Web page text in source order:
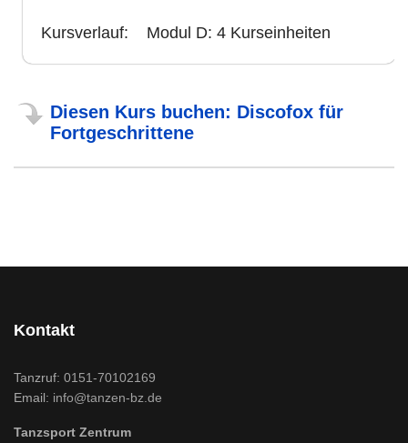
Kursverlauf: Modul D: 4 Kurseinheiten
Diesen Kurs buchen: Discofox für
Fortgeschrittene
Kontakt
Tanzruf: 0151-70102169
Email: info@tanzen-bz.de
Tanzsport Zentrum